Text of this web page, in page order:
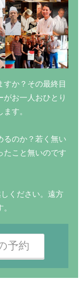
すか？その最終目
お一人おひとり
す。
るのか？若く無い
たこと無いのです
ください。遠方
予約